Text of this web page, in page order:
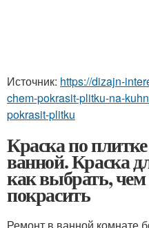
Источник: https://dizajn-
chem-pokrasit-plitku-na-
pokrasit-plitku
Краска по
ванной. Краска
как выбрать,
покрасить